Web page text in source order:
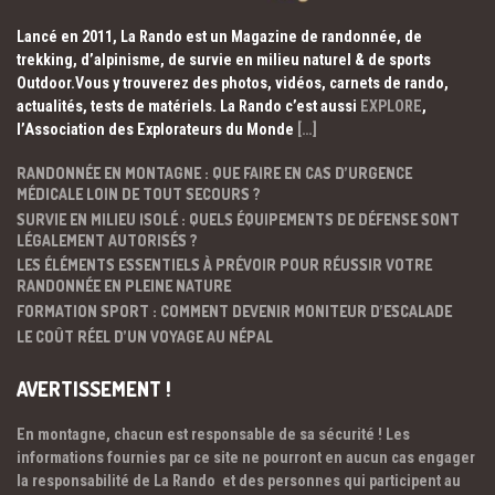
Lancé en 2011, La Rando est un Magazine de randonnée, de
trekking, d’alpinisme, de survie en milieu naturel & de sports
Outdoor.Vous y trouverez des photos, vidéos, carnets de rando,
actualités, tests de matériels. La Rando c’est aussi EXPLORE,
l’Association des Explorateurs du Monde […]
RANDONNÉE EN MONTAGNE : QUE FAIRE EN CAS D’URGENCE
MÉDICALE LOIN DE TOUT SECOURS ?
SURVIE EN MILIEU ISOLÉ : QUELS ÉQUIPEMENTS DE DÉFENSE SONT
LÉGALEMENT AUTORISÉS ?
LES ÉLÉMENTS ESSENTIELS À PRÉVOIR POUR RÉUSSIR VOTRE
RANDONNÉE EN PLEINE NATURE
FORMATION SPORT : COMMENT DEVENIR MONITEUR D’ESCALADE
LE COÛT RÉEL D’UN VOYAGE AU NÉPAL
AVERTISSEMENT !
En montagne, chacun est responsable de sa sécurité ! Les
informations fournies par ce site ne pourront en aucun cas engager
la responsabilité de La Rando et des personnes qui participent au